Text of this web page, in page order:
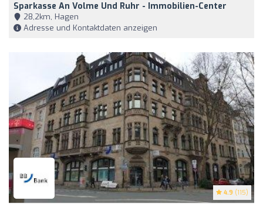
Sparkasse An Volme Und Ruhr - Immobilien-Center
28,2km, Hagen
Adresse und Kontaktdaten anzeigen
4.9 (115)